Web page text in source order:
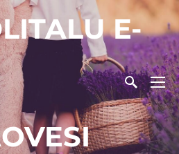
E-